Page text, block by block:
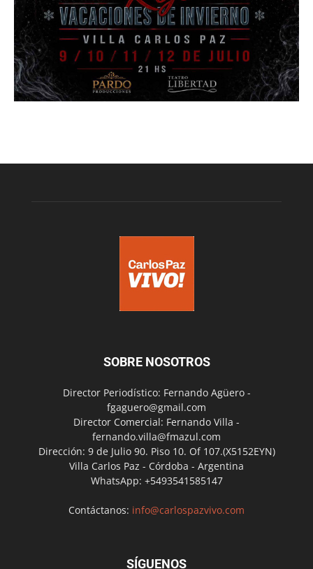
SOBRE NOSOTROS
Director Periodístico: Fernando Agüero -
fgaguero@gmail.com
Director Comercial: Fernando Villa -
fernando.villa@fmazul.com
Dirección: 9 de Julio 90. Piso 10. Of 107.(X5152EYN)
Villa Carlos Paz - Córdoba - Argentina
WhatsApp: +5493541585147
Contáctanos: info@carlospazvivo.com
SÍGUENOS